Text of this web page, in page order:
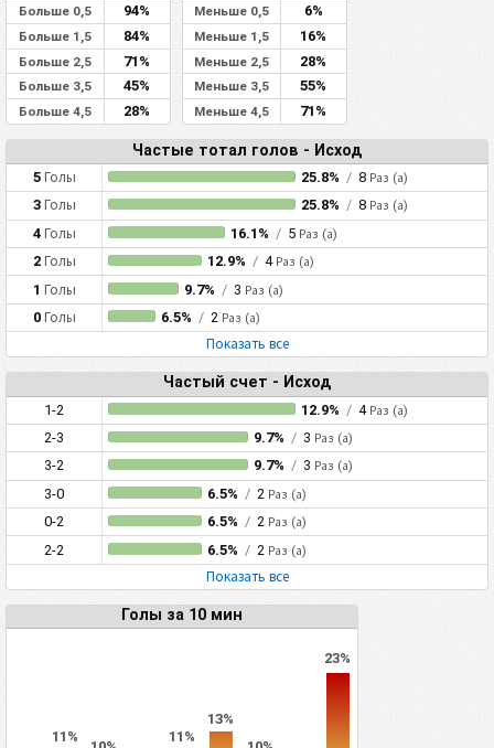
Больше 0,5 94%
Больше 1,5 84%
Больше 2,5 71%
Больше 3,5 45%
Больше 4,5 28%
Меньше 0,5 6%
Меньше 1,5 16%
Меньше 2,5 28%
Меньше 3,5 55%
Меньше 4,5 71%
Частые тотал голов - Исход
5 Голы 25.8% /8 Раз (а)
3 Голы 25.8% /8 Раз (а)
4 Голы 16.1% / 5 Раз (а)
2 Голы 12.9% / 4 Раз (а)
1 Голы 9.7% / 3 Раз (а)
0 Голы 6.5% /2 Раз (а)
Показать все
Частый счет - Исход
1-2 12.9% /4 Раз (а)
2-3 9.7% / 3 Раз (а)
3-2 9.7% / 3 Раз (а)
3-0 6.5% / 2 Раз (а)
0-2 6.5% / 2 Раз (а)
2-2 6.5% / 2 Раз (а)
Показать все
Голы за 10 мин
11% 11%
13%
23%